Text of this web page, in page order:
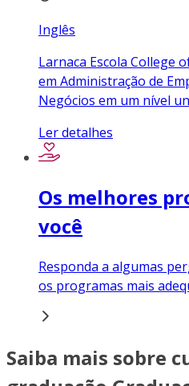
Inglês
Larnaca Escola College
em Administração de
Negócios em um nível
Ler detalhes
Os melhores
você
Responda a algumas
os programas mais
Saiba mais sobre